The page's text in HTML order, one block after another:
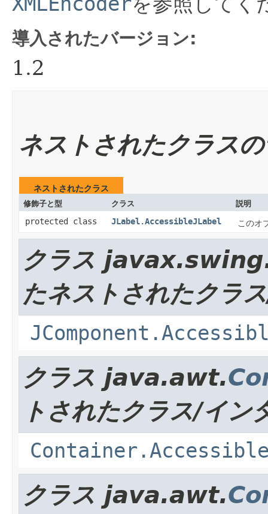
導入されたバージョン:
1.2
ネストされたクラス
ネストされたクラス
修飾子と型 クラス 説明
protected class JLabel.AccessibleJLabel このオ
クラス
たネストされたクラ
クラス java.awt.
トされたクラス/イン
クラス java.awt.